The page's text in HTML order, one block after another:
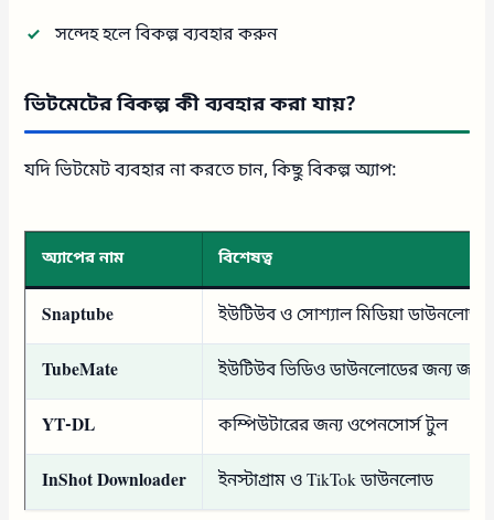
সন্দেহ হলে বিকল্প ব্যবহার করুন
ভিটমেটের বিকল্প কী ব্যবহার করা যায়?
যদি ভিটমেট ব্যবহার না করতে চান, কিছু বিকল্প অ্যাপ:
অ্যাপের নাম বিশেষত্ব
Snaptube ইউটিউব ও সোশ্যাল মিডিয়া ডাউনলোড
TubeMate ইউটিউব ভিডিও ডাউনলোডের জন্য
YT-DL কম্পিউটারের জন্য ওপেনসোর্স টুল
InShot Downloader ইনস্টাগ্রাম ও TikTok ডাউনলোড